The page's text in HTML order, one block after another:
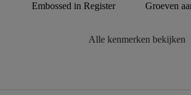
Embossed in Register Groeven
Alle kenmerken bekijken